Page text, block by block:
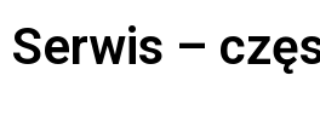
Serwis –